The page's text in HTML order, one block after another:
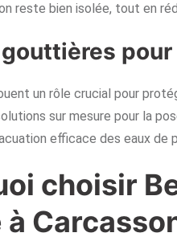
reste bien isolée, tout en
un rôle crucial pour
sur mesure pour la
efficace des eaux
choisir